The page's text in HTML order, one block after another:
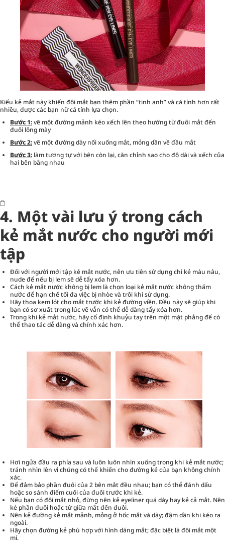
Kiểu kẻ mắt này khiến đôi mắt bạn thêm phần “tinh anh” và cá tính hơn rất
nhiều, được các bạn nữ cá tính lựa chọn.
Bước 1:vẽ một đường mảnh kéo xếch lên theo hướng từ đuôi mắt đến
đuôi lông mày
Bước 2:vẽ một đường dày nối xuống mắt, mỏng dần về đầu mắt
Bước 3: làm tương tự với bên còn lại, căn chỉnh sao cho độ dài và xếch của
hai bên bằng nhau
4. Một vài lưu ý trong cách
kẻ mắt nước cho người mới
tập
Đối với người mới tập kẻ mắt nước, nên ưu tiên sử dụng chì kẻ màu nâu,
nude để nếu bị lem sẽ dễ tẩy xóa hơn.
Cách kẻ mắt nước không bị lem là chọn loại kẻ mắt nước không thấm
nước để hạn chế tối đa việc bị nhòe và trôi khi sử dụng.
Hãy thoa kem lót cho mắt trước khi kẻ đường viền. Đều này sẽ giúp khi
bạn có sơ xuất trong lúc vẽ vẫn có thể dễ dàng tẩy xóa hơn.
Trong khi kẻ mắt nước, hãy cố định khuỷu tay trên một mặt phẳng để có
thể thao tác dễ dàng và chính xác hơn.
Hơi ngửa đầu ra phía sau và luôn luôn nhìn xuống trong khi kẻ mắt nước;
tránh nhìn lên vì chúng có thể khiến cho đường kẻ của bạn không chính
xác.
Để đảm bảo phần đuôi của 2 bên mắt đều nhau; bạn có thể đánh dấu
hoặc so sánh điểm cuối của đuôi trước khi kẻ.
Nếu bạn có đôi mắt nhỏ, đừng nên kẻ eyeliner quá dày hay kẻ cả mắt. Nên
kẻ phần đuôi hoặc từ giữa mắt đến đuôi.
Nên kẻ đường kẻ mắt mảnh, mỏng ở hốc mắt và dày; đậm dần khi kéo ra
ngoài.
Hãy chọn đường kẻ phù hợp với hình dáng mắt; đặc biệt là đôi mắt một
mí.